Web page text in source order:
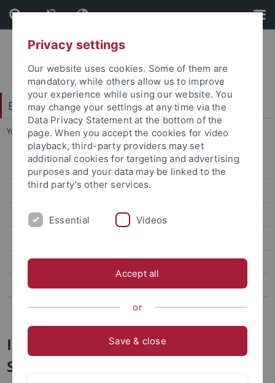
Skip
to
content
Skip
to
footer
Evangelisch-Theologische Fakultät
You are here: Startseite ... Studienbeginn
Studienbeginn
Studieren mit Beeinträchtigung
Lehrveranstaltungen
Alma
Scheine und Module
Studienabschluss
Informationen für
Studienanfänger:innen
Privacy settings
Our website uses cookies. Some of them are
mandatory, while others allow us to improve
your experience while using our website. You
may change your settings at any time via the
Data Privacy Statement at the bottom of the
page. When you accept the cookies for video
playback, third-party providers may set
additional cookies for targeting and advertising
purposes and your data may be linked to the
third party’s other services.
Essential Videos
Accept all
or
Save & close